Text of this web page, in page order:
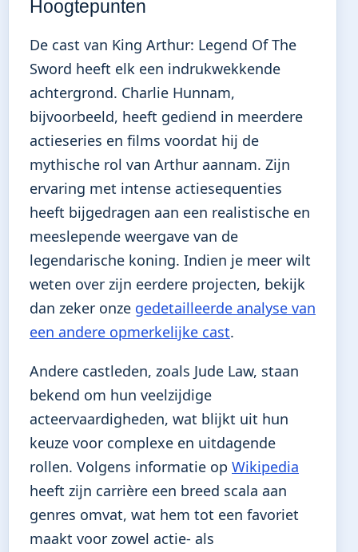
Hoogtepunten
De cast van King Arthur: Legend Of The
Sword heeft elk een indrukwekkende
achtergrond. Charlie Hunnam,
bijvoorbeeld, heeft gediend in meerdere
actieseries en films voordat hij de
mythische rol van Arthur aannam. Zijn
ervaring met intense actiesequenties
heeft bijgedragen aan een realistische en
meeslepende weergave van de
legendarische koning. Indien je meer wilt
weten over zijn eerdere projecten, bekijk
dan zeker onze gedetailleerde analyse van
een andere opmerkelijke cast.
Andere castleden, zoals Jude Law, staan
bekend om hun veelzijdige
acteervaardigheden, wat blijkt uit hun
keuze voor complexe en uitdagende
rollen. Volgens informatie op Wikipedia
heeft zijn carrière een breed scala aan
genres omvat, wat hem tot een favoriet
maakt voor zowel actie- als